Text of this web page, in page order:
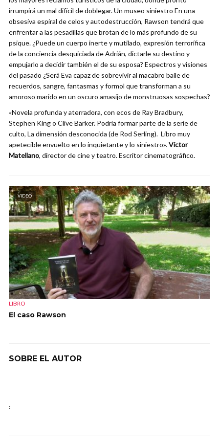
irrumpirá un mal difícil de doblegar. Un museo siniestro En una
obsesiva espiral de celos y autodestrucción, Rawson tendrá que
enfrentar a las pesadillas que brotan de lo más profundo de su
psique. ¿Puede un cuerpo inerte y mutilado, expresión terrorífica
de la conciencia desquiciada de Adrián, dictarle su destino y
empujarlo a decidir también el de su esposa? Espectros y visiones
del pasado ¿Será Eva capaz de sobrevivir al macabro baile de
recuerdos, sangre, fantasmas y formol que transforman a su
amoroso marido en un oscuro amasijo de monstruosas sospechas?
«Novela profunda y aterradora, con ecos de Ray Bradbury,
Stephen King o Clive Barker. Podría formar parte de la serie de
culto, La dimensión desconocida (de Rod Serling). Libro muy
apetecible envuelto en lo inquietante y lo siniestro».Víctor
Matellano, director de cine y teatro. Escritor cinematográfico.
VIDEO
LIBRO
El caso Rawson
SOBRE EL AUTOR
: